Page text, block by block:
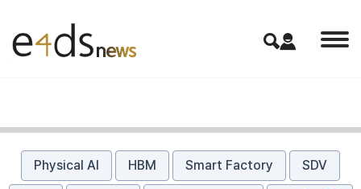
Physical AI HBM Smart Factory SDV